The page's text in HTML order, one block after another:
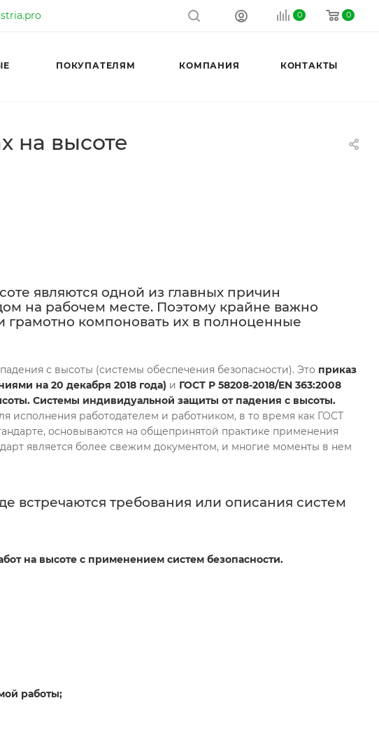
0 0
ПОКУПАТЕЛЯМ КОМПАНИЯ КОНТАКТЫ
на высоте
являются одной из главных причин
на рабочем месте. Поэтому крайне важно
компоновать их в полноценные
с высоты (системы обеспечения безопасности). Это приказ
на 20 декабря 2018 года) и ГОСТ Р 58208-2018/EN 363:2008
Системы индивидуальной защиты от падения с высоты.
исполнения работодателем и работником, в то время как ГОСТ
основываются на общепринятой практике применения
является более свежим документом, и многие моменты в нем
встречаются требования или описания систем
на высоте с применением систем безопасности.
работы;